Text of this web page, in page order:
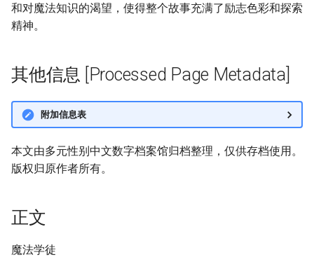
和对魔法知识的渴望，使得整个故事充满了励志色彩和探索
精神。
其他信息 [Processed Page Metadata]
附加信息表
本文由多元性别中文数字档案馆归档整理，仅供存档使用。
版权归原作者所有。
正文
魔法学徒